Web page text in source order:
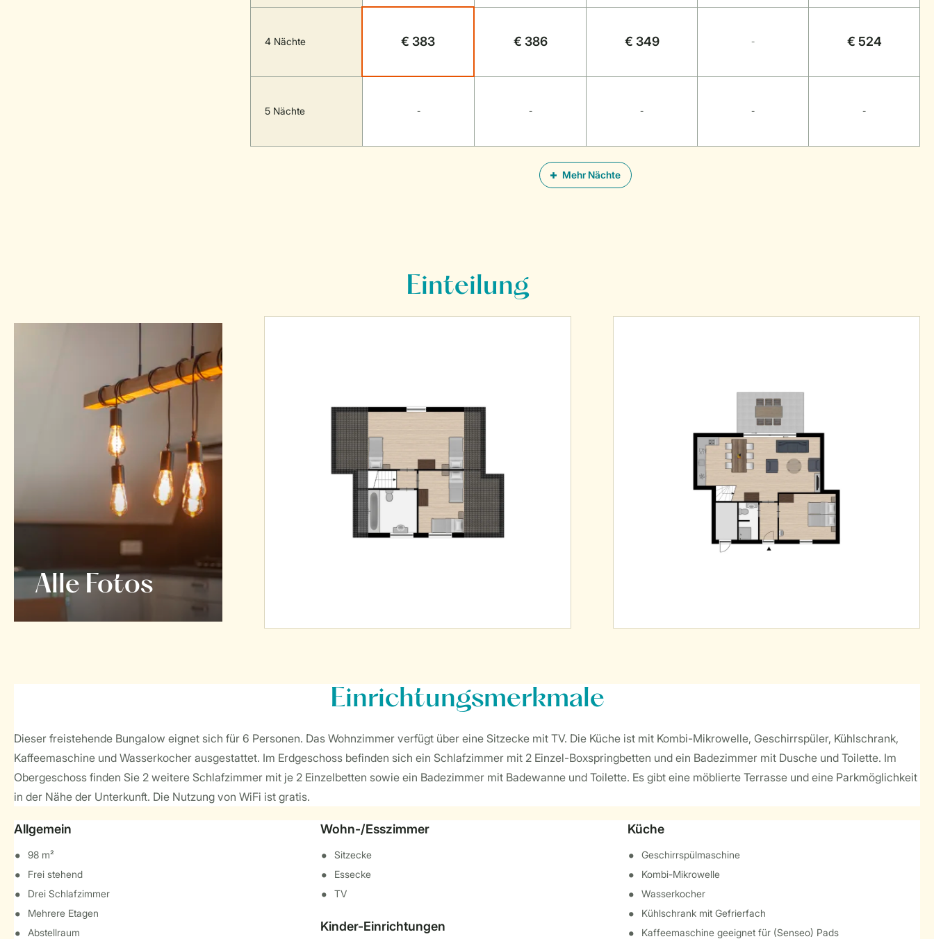
Mehr Nächte
4 Nächte € 383 € 386 € 349 - € 524
5 Nächte - - - - -
Einteilung
Alle Fotos
Einrichtungsmerkmale
Dieser freistehende Bungalow eignet sich für 6 Personen. Das Wohnzimmer verfügt über eine Sitzecke mit TV. Die Küche ist mit Kombi-Mikrowelle, Geschirrspüler, Kühlschrank,
Kaffeemaschine und Wasserkocher ausgestattet. Im Erdgeschoss befinden sich ein Schlafzimmer mit 2 Einzel-Boxspringbetten und ein Badezimmer mit Dusche und Toilette. Im
Obergeschoss finden Sie 2 weitere Schlafzimmer mit je 2 Einzelbetten sowie ein Badezimmer mit Badewanne und Toilette. Es gibt eine möblierte Terrasse und eine Parkmöglichkeit
in der Nähe der Unterkunft. Die Nutzung von WiFi ist gratis.
Allgemein
98 m²
Frei stehend
Drei Schlafzimmer
Mehrere Etagen
Abstellraum
Wohn-/Esszimmer
Sitzecke
Essecke
TV
Kinder-Einrichtungen
Küche
Geschirrspülmaschine
Kombi-Mikrowelle
Wasserkocher
Kühlschrank mit Gefrierfach
Kaffeemaschine geeignet für (Senseo) Pads